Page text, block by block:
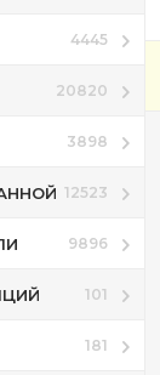
4445
20820
3898
12523
9896
101
181